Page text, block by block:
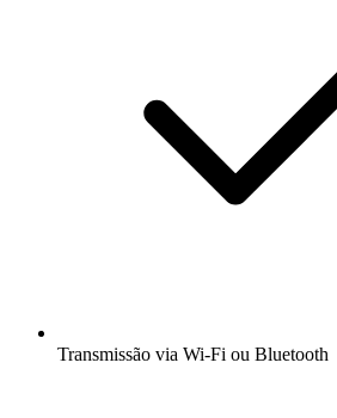
Transmissão via Wi-Fi ou Bluetooth